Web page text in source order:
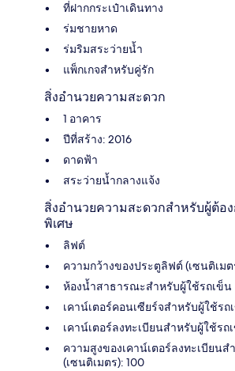
ที่ฝากกระเป๋าเดินทาง
ร่มชายหาด
ร่มริมสระว่ายน้ำ
แพ็กเกจสำหรับคู่รัก
สิ่งอำนวยความสะดวก
1 อาคาร
ปีที่สร้าง: 2016
ดาดฟ้า
สระว่ายน้ำกลางแจ้ง
สิ่งอำนวยความสะดวกสำหรับผู้ต้อ
พิเศษ
ลิฟต์
ความกว้างของประตูลิฟต์ (เซนติเมต
ห้องน้ำสาธารณะสำหรับผู้ใช้รถเข็น
เคาน์เตอร์คอนเซียร์จสำหรับผู้ใช้รถ
เคาน์เตอร์ลงทะเบียนสำหรับผู้ใช้รถ
ความสูงของเคาน์เตอร์ลงทะเบียน
(เซนติเมตร): 100